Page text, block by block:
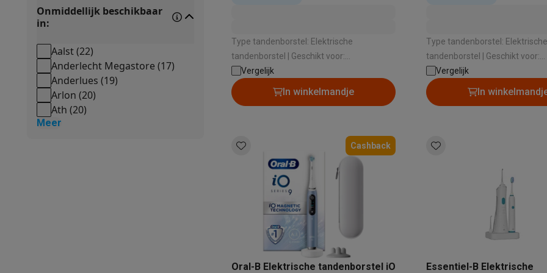
Onmiddellijk beschikbaar
in:
Aalst(22)
Anderlecht Megastore (17)
Anderlues (19)
Arlon (20)
Ath (20)
Meer
Type tandenborstel: Elektrische
tandenborstel | Geschikt voor:
Volwassenen | Aantal poetsstanden: 3 |
Type poetsstanden: Dagelijkse reiniging ,
Gevoelige tanden , Whitening |
Vergelijk
In winkelmandje
Type tandenborstel: Elektrische
tandenborstel | Geschikt voor:
Volwassenen | Aantal poetsstanden: 7 |
Type poetsstanden: Dagelijkse
Extra gevoelige tanden ,
Poetsdruksensor: Ja
Vergelijk
In
Cashback
Oral-B Elektrische tandenborstel iO Essentiel-B Elektrische